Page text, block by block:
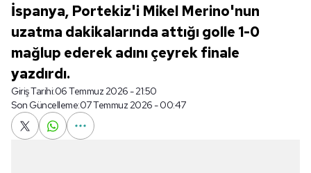
İspanya, Portekiz'i Mikel Merino'nun
uzatma dakikalarında attığı golle 1-0
mağlup ederek adını çeyrek finale
yazdırdı.
Giriş Tarihi:06 Temmuz 2026 - 21:50
Son Güncelleme:07 Temmuz 2026 - 00:47